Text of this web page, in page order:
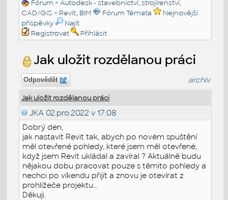
Fórum >Autodesk - stavebnictví, strojírenství,
CAD/GIS > Revit, BIM Fórum Témata
Nejnovější
příspěvky
Najít
Registrovat
Přihlásit
Jak uložit rozdělanou práci
Odpovědět archiv
Jak uložit rozdělanou práci
JKA 02.pro.2022 v 17:08
Dobrý den,
jak nastavit Revit tak, abych po novém spuštění
měl otevřené pohledy, které jsem měl otevřené,
když jsem Revit ukládal a zavíral ? Aktuálně budu
nějakou dobu pracovat pouze s těmito pohledy a
nechci po víkendu přijít a znovu je otevírat z
prohlížeče projektu...
Děkuji.